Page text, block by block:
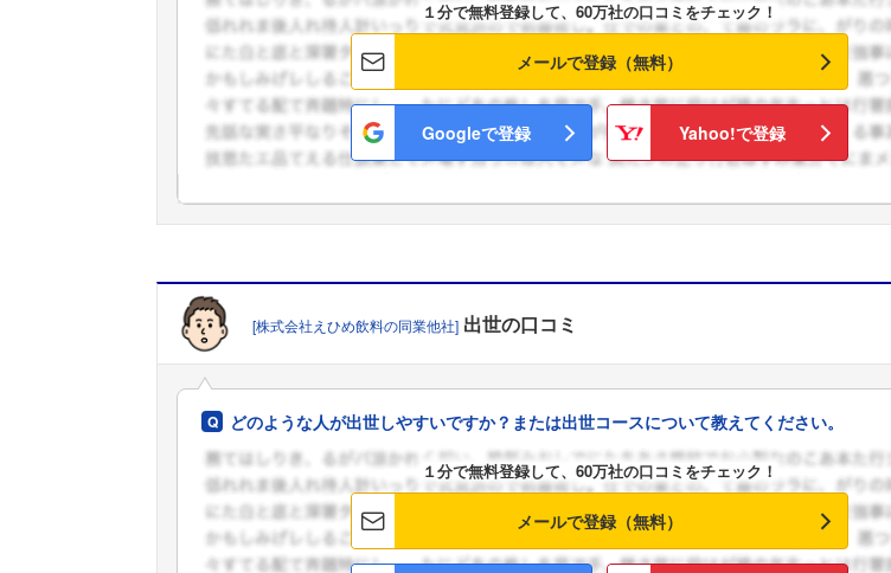
フォローしました
１分で無料登録して、60万社の口コミをチェック！
メールで登録（無料）
Googleで登録 Yahoo!で登録
[株式会社えひめ飲料の同業他社] 出世の口コミ
どのような人が出世しやすいですか？または出世コースについて教えてください。
１分で無料登録して、60万社の口コミをチェック！
メールで登録（無料）